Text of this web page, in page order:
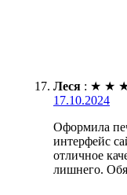
Леся : ★ ★
17.10.2024
Оформила
интерфейс
отличное
лишнего.